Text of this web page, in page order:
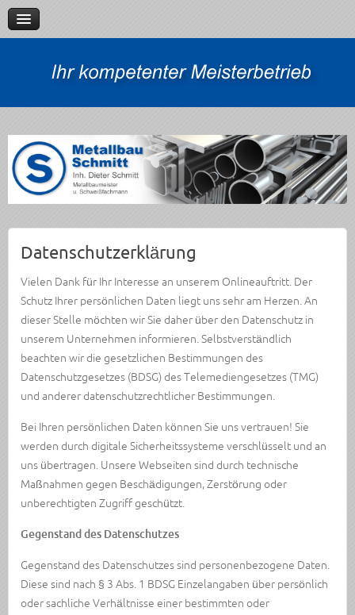
Referenzen
Impressum
Datenschutzerklärung
Vielen Dank für Ihr Interesse an unserem Onlineauftritt. Der
Schutz Ihrer persönlichen Daten liegt uns sehr am Herzen. An
dieser Stelle möchten wir Sie daher über den Datenschutz in
unserem Unternehmen informieren. Selbstverständlich
beachten wir die gesetzlichen Bestimmungen des
Datenschutzgesetzes (BDSG) des Telemediengesetzes (TMG)
und anderer datenschutzrechtlicher Bestimmungen.
Bei Ihren persönlichen Daten können Sie uns vertrauen! Sie
werden durch digitale Sicherheitssysteme verschlüsselt und an
uns übertragen. Unsere Webseiten sind durch technische
Maßnahmen gegen Beschädigungen, Zerstörung oder
unberechtigten Zugriff geschützt.
Gegenstand des Datenschutzes
Gegenstand des Datenschutzes sind personenbezogene Daten.
Diese sind nach § 3 Abs. 1 BDSG Einzelangaben über persönlich
oder sachliche Verhältnisse einer bestimmten oder